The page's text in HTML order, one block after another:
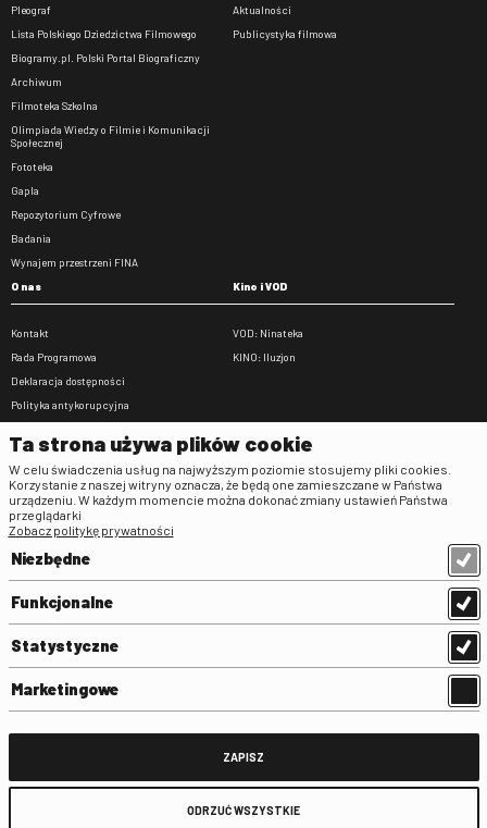
Pleograf
Lista Polskiego Dziedzictwa Filmowego
Biogramy.pl. Polski Portal Biograficzny
Archiwum
Filmoteka Szkolna
Olimpiada Wiedzy o Filmie i Komunikacji
Społecznej
Fototeka
Gapla
Repozytorium Cyfrowe
Badania
Wynajem przestrzeni FINA
Aktualności
Publicystyka filmowa
O nas
Kontakt
Rada Programowa
Deklaracja dostępności
Polityka antykorupcyjna
Zamówienia publiczne
Praca w FINA
Kino i VOD
VOD: Ninateka
KINO: Iluzjon
Regulaminy
Klauzula informacyjna RODO
Regulamin użytkowania parkingu
Standardy ochrony małoletnich
Regulamin kina Iluzjon
Ta strona używa plików cookie
W celu świadczenia usług na najwyższym poziomie stosujemy pliki cookies.
Korzystanie z naszej witryny oznacza, że będą one zamieszczane w Państwa
urządzeniu. W każdym momencie można dokonać zmiany ustawień Państwa
przeglądarki
Zobacz politykę prywatności
Niezbędne
Funkcjonalne
Statystyczne
Marketingowe
ZAPISZ
ODRZUĆ WSZYSTKIE